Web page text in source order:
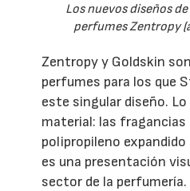
Los nuevos diseños
perfumes Zentropy
Zentropy y Goldskin
perfumes para los que
este singular diseño. Lo
material: las fragancias
polipropileno expandido
es una presentación
sector de la